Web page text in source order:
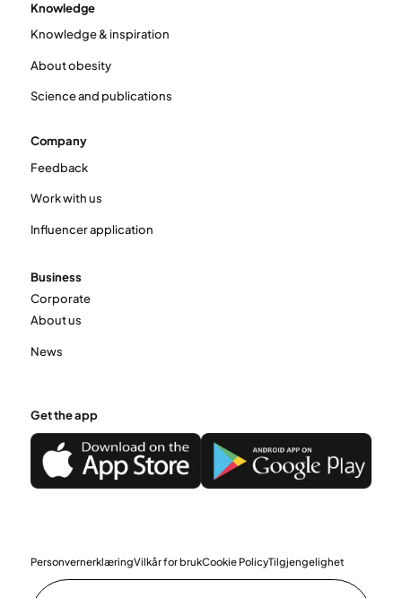
Knowledge
Knowledge & inspiration
About obesity
Science and publications
Company
Feedback
Work with us
Influencer application
Business
Corporate
About us
News
Get the app
PersonvernerklæringVilkår for brukCookie PolicyTilgjengelighet